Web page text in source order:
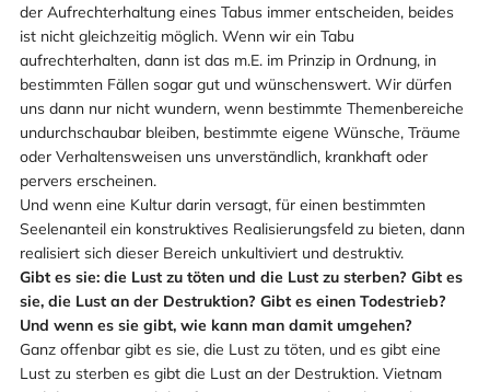
der Aufrechterhaltung eines Tabus immer entscheiden, beides
ist nicht gleichzeitig möglich. Wenn wir ein Tabu
aufrechterhalten, dann ist das m.E. im Prinzip in Ordnung, in
bestimmten Fällen sogar gut und wünschenswert. Wir dürfen
uns dann nur nicht wundern, wenn bestimmte Themenbereiche
undurchschaubar bleiben, bestimmte eigene Wünsche, Träume
oder Verhaltensweisen uns unverständlich, krankhaft oder
pervers erscheinen.
Und wenn eine Kultur darin versagt, für einen bestimmten
Seelenanteil ein konstruktives Realisierungsfeld zu bieten, dann
realisiert sich dieser Bereich unkultiviert und destruktiv.
Gibt es sie: die Lust zu töten und die Lust zu sterben? Gibt es
sie, die Lust an der Destruktion? Gibt es einen Todestrieb?
Und wenn es sie gibt, wie kann man damit umgehen?
Ganz offenbar gibt es sie, die Lust zu töten, und es gibt eine
Lust zu sterben es gibt die Lust an der Destruktion. Vietnam